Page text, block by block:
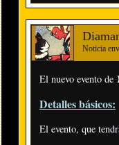
Noticia
El nuevo evento de
Detalles básicos:
El evento, que